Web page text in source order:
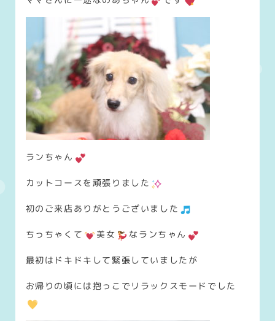
ランちゃん
カットコースを頑張りました
初のご来店ありがとうございました
ちっちゃくて 美女 なランちゃん
最初はドキドキして緊張していましたが
お帰りの頃には抱っこでリラックスモードでした